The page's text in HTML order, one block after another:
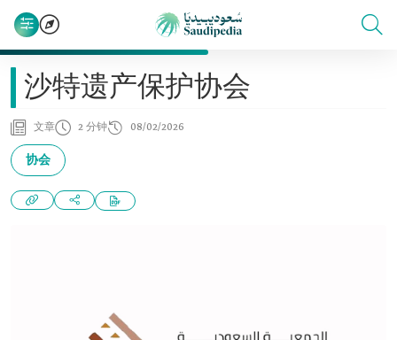
沙特遗产保护协会
文章 2 分钟 08/02/2026
协会